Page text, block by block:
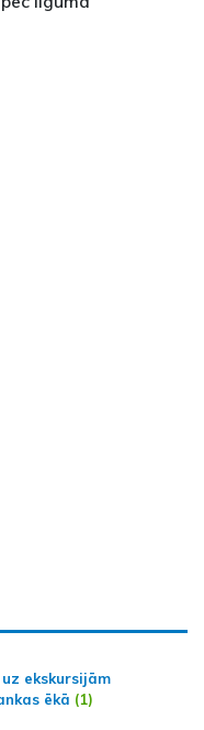
ekskursijām
ēkā (1)